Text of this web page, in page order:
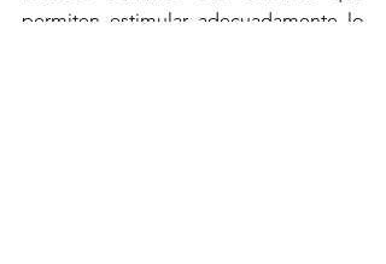
permiten estimular adecuadamente lo